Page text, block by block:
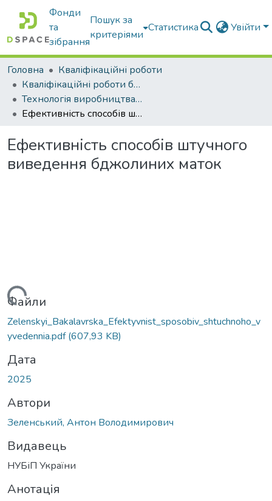
Фонди
та
зібрання
Пошук за
критеріями
Статистика Увійти
Головна
Кваліфікаційні роботи
Кваліфікаційні роботи бакалаврів
Технологія виробництва і переробки продукції тваринництва
Ефективність способів штучного виведення бджолиних маток
Ефективність способів штучного
виведення бджолиних маток
Файли
Zelenskyi_Bakalavrska_Efektyvnist_sposobiv_shtuchnoho_v
yvedennia.pdf(607,93 KB)
Дата
2025
Автори
Зеленський, Антон Володимирович
Видавець
НУБіП України
Анотація